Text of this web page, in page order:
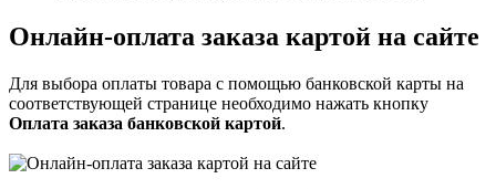
Онлайн-оплата заказа картой на сайте
Для выбора оплаты товара с помощью банковской карты на
соответствующей странице необходимо нажать кнопку
Оплата заказа банковской картой.